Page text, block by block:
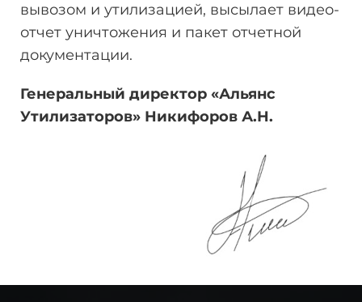
вывозом и утилизацией, высылает видео-
отчет уничтожения и пакет отчетной
документации.
Генеральный директор «Альянс
Утилизаторов» Никифоров А.Н.